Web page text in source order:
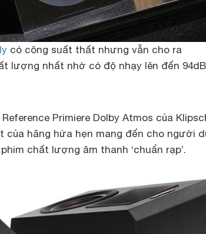
có công suất thất nhưng vẫn cho ra
lượng nhất nhờ có độ nhạy lên đến
Primiere Dolby Atmos của
của hãng hứa hẹn mang đến cho người
chất lượng âm thanh ‘chuẩn rạp’.